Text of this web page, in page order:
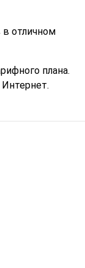
отличном
плана.